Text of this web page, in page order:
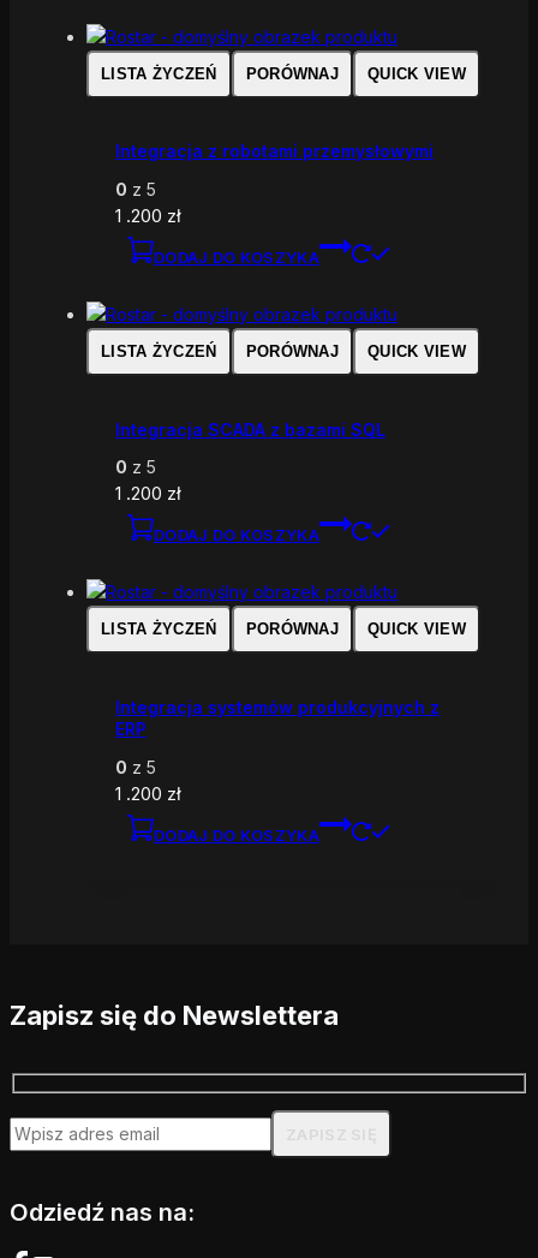
LISTA ŻYCZEŃ PORÓWNAJ QUICK VIEW
Integracja z robotami przemysłowymi
0 z 5
1 .200 zł
DODAJ DO KOSZYKA
LISTA ŻYCZEŃ PORÓWNAJ QUICK VIEW
Integracja SCADA z bazami SQL
0 z 5
1 .200 zł
DODAJ DO KOSZYKA
LISTA ŻYCZEŃ PORÓWNAJ QUICK VIEW
Integracja systemów produkcyjnych z
ERP
0 z 5
1 .200 zł
DODAJ DO KOSZYKA
Zapisz się do Newslettera
Odziedź nas na: